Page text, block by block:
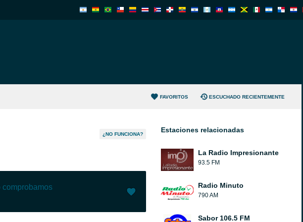
FAVORITOS ESCUCHADO RECIENTEMENTE
¿NO FUNCIONA?
comprobamos
Estaciones relacionadas
La Radio Impresionante
93.5 FM
Radio Minuto
790 AM
Sabor 106.5 FM